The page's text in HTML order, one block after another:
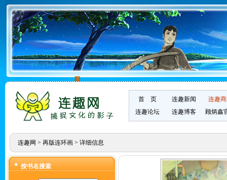
首 页 连趣新闻
连趣
连趣论坛
连趣博客 顾炳鑫
连趣网 > 再版连环画> 详细信息
按书名搜索